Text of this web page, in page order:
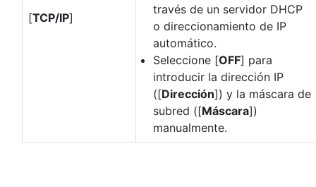
[TCP/IP]
través de un servidor DHCP
o direccionamiento de IP
automático.
Seleccione [OFF] para
introducir la dirección IP
([Dirección]) y la máscara de
subred ([Máscara])
manualmente.